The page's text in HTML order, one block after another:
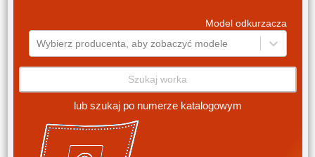
Model odkurzacza
Wybierz producenta, aby zobaczyć modele
Szukaj worka
lub szukaj po numerze katalogowym